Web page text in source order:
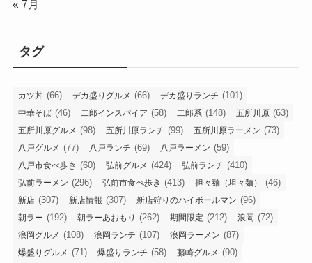
« 7月
タグ
カツ丼 (66) デカ盛りグルメ (66) デカ盛りランチ (101)
中華そば (46) 二郎インスパイア (58) 二郎系 (148) 五所川原 (63)
五所川原グルメ (98) 五所川原ランチ (99) 五所川原ラーメン (73)
八戸グルメ (77) 八戸ランチ (69) 八戸ラーメン (59)
八戸市食べ歩き (60) 弘前グルメ (424) 弘前ランチ (410)
弘前ラーメン (296) 弘前市食べ歩き (413) 担々麺（坦々麺） (46)
新店 (307) 新店情報 (307) 新店狩りのハイボールマン (96)
朝ラー (192) 朝ラーあおもり (262) 期間限定 (212) 浪岡 (72)
浪岡グルメ (108) 浪岡ランチ (107) 浪岡ラーメン (87)
爆盛りグルメ (71) 爆盛りランチ (58) 藤崎グルメ (90)